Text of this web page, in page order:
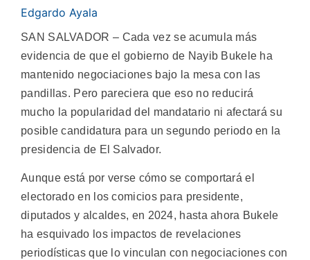
Edgardo Ayala
SAN SALVADOR – Cada vez se acumula más
evidencia de que el gobierno de Nayib Bukele ha
mantenido negociaciones bajo la mesa con las
pandillas. Pero pareciera que eso no reducirá
mucho la popularidad del mandatario ni afectará su
posible candidatura para un segundo periodo en la
presidencia de El Salvador.
Aunque está por verse cómo se comportará el
electorado en los comicios para presidente,
diputados y alcaldes, en 2024, hasta ahora Bukele
ha esquivado los impactos de revelaciones
periodísticas que lo vinculan con negociaciones con